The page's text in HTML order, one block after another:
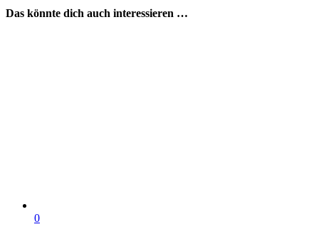
Das könnte dich auch interessieren …
0